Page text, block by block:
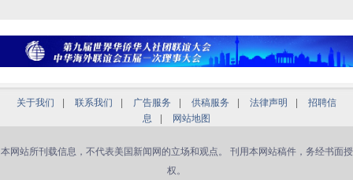
关于我们 联系我们 广告服务 供稿服务 法律声明
招聘信
息
网站地图
本网站所刊载信息，不代表美国新闻网的立场和观点。 刊用本网站稿件，务经书面授
权。